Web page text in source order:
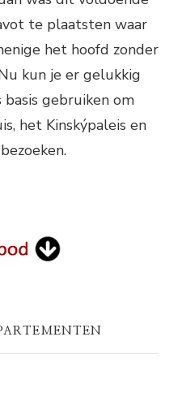
te plaatsten waar
het hoofd zonder
kun je er gelukkig
gebruiken om
het Kinskýpaleis en